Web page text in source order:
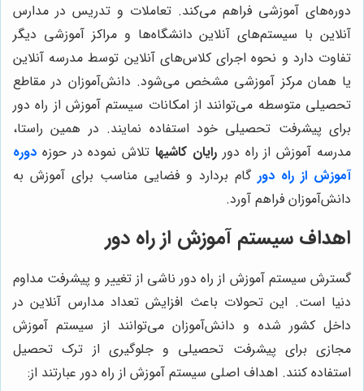
دوره‌های آموزشی فراهم می‌کند. تعاملات و تدریس در مدارس
آنلاین با سیستم‌های آنلاین دانشگاه‌ها و مراکز آموزشی دیگر
تفاوت دارد و نحوه اجرای کلاس‌های آنلاین توسط مدرسه آنلاین
یا همان مرکز آموزشی مشخص می‌شود. دانش‌آموزان در مقاطع
تحصیلی متوسطه می‌توانند از امکانات سیستم آموزش از راه دور
برای پیشرفت تحصیلی خود استفاده نمایند. در همین راستا،
مدرسه آموزش از راه دوررایان کاشیهاتلاش نموده در حوزه دوره
آموزش از راه دور گام بردارد و فضایی مناسب برای آموزش به
دانش‌آموزان فراهم آورد.
اهداف سیستم آموزش از راه دور
گسترش سیستم آموزش از راه دور ناشی از تغییر و پیشرفت مداوم
دنیا است. این تحولات باعث افزایش تعداد مدارس آنلاین در
داخل کشور شده و دانش‌آموزان می‌توانند از سیستم آموزش
مجازی برای پیشرفت تحصیلی و جلوگیری از ترک تحصیل
استفاده کنند. اهداف اصلی سیستم آموزش از راه دور عبارتند از: